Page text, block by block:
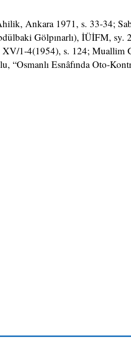
Ankara 1971, s. 33-34;
Gölpınarlı), İÜİFM,
1-4(1954), s. 124; Muallim
Esnâfında Oto-